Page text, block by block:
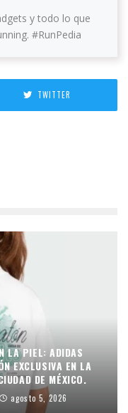
y todo lo que
#RunPedia
TWITTER
LA PIEL: ADIDAS
EXCLUSIVA EN LA
DE MÉXICO.
agosto 5, 2026